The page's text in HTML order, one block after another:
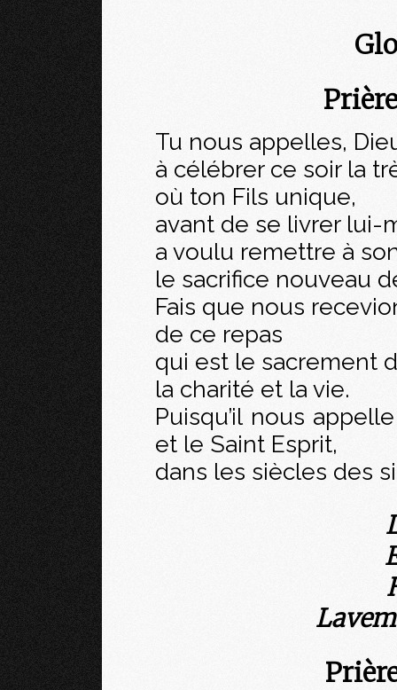
Tu nous appelles,
à célébrer ce soir la
où ton Fils unique,
avant de se livrer lui-
a voulu remettre à
le sacrifice nouveau
Fais que nous
de ce repas
qui est le sacrement
la charité et la vie.
Puisqu’il nous
et le Saint Esprit,
dans les siècles des